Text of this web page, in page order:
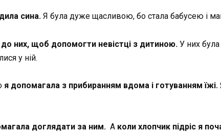
сина. Я була дуже щасливою, бо стала бабусею і
них, щоб допомогти невістці з дитиною. У них
у ній.
я допомагала з прибиранням вдома і готуванням їжі.
доглядати за ним. А коли хлопчик підріс я